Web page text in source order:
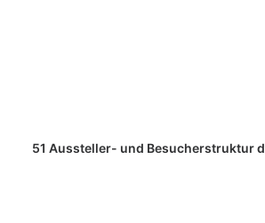
51 Aussteller- und Besucherstruktur